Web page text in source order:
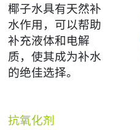
椰子水具有天然补
水作用，可以帮助
补充液体和电解
质，使其成为补水
的绝佳选择。
抗氧化剂